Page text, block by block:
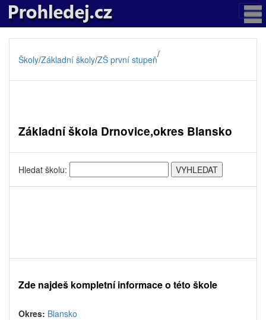
Školy/Základní školy/ZŠ první stupeň/
Základní škola Drnovice,okres Blansko
Hledat školu:
Zde najdeš kompletní informace o této škole
Okres: Blansko